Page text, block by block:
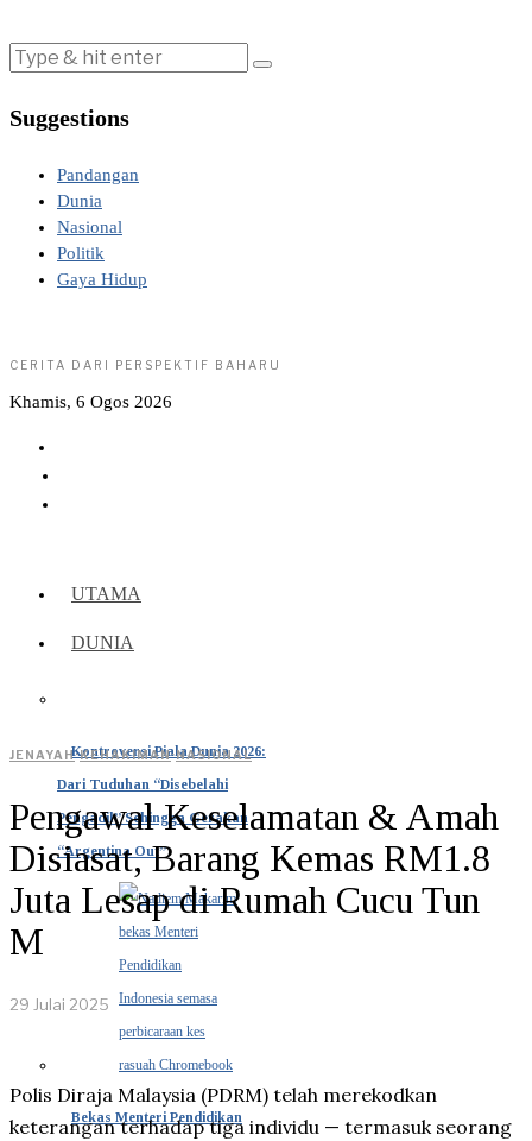
Suggestions
Pandangan
Dunia
Nasional
Politik
Gaya Hidup
CERITA DARI PERSPEKTIF BAHARU
Khamis, 6 Ogos 2026
UTAMA
DUNIA
Kontroversi Piala Dunia 2026:
Dari Tuduhan “Disebelahi
Pengadil” Sehingga Gerakan
“Argentina Out”
Bekas Menteri Pendidikan
JENAYAH·KEHAKIMAN·NASIONAL
Pengawal Keselamatan & Amah
Disiasat, Barang Kemas RM1.8
Juta Lesap di Rumah Cucu Tun
M
29 Julai 2025
Polis Diraja Malaysia (PDRM) telah merekodkan
keterangan terhadap tiga individu — termasuk seorang